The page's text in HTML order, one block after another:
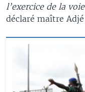
l’exercice de la
déclaré maître Adjé